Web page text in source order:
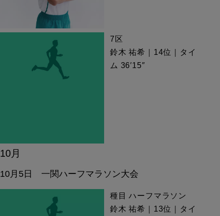
7区
鈴木 祐希｜14位｜タイ
ム 36′15″
10月
10月5日 一関ハーフマラソン大会
種目 ハーフマラソン
鈴木 祐希｜13位｜タイ